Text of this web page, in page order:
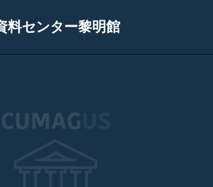
料センター黎明館